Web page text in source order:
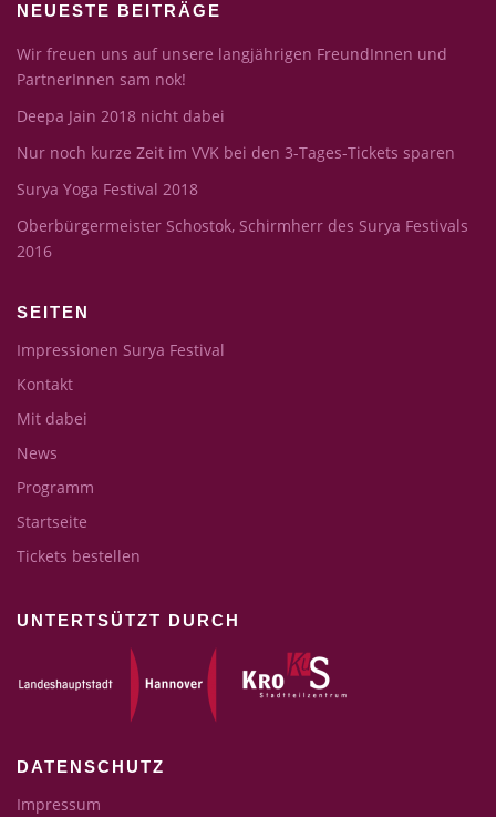
NEUESTE BEITRÄGE
Wir freuen uns auf unsere langjährigen FreundInnen und
PartnerInnen sam nok!
Deepa Jain 2018 nicht dabei
Nur noch kurze Zeit im VVK bei den 3-Tages-Tickets sparen
Surya Yoga Festival 2018
Oberbürgermeister Schostok, Schirmherr des Surya Festivals
2016
SEITEN
Impressionen Surya Festival
Kontakt
Mit dabei
News
Programm
Startseite
Tickets bestellen
UNTERTSÜTZT DURCH
DATENSCHUTZ
Impressum